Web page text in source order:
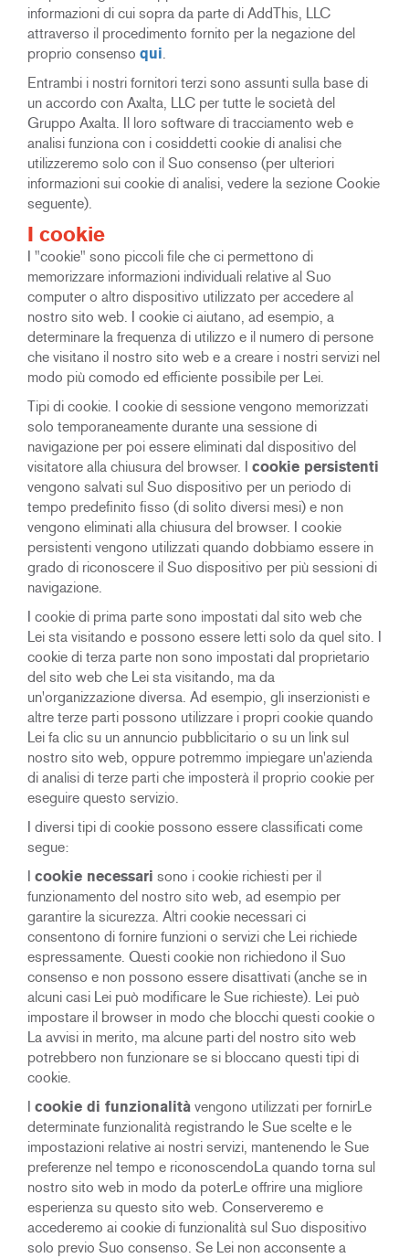
informazioni di cui sopra da parte di AddThis, LLC
attraverso il procedimento fornito per la negazione del
proprio consenso qui.
Entrambi i nostri fornitori terzi sono assunti sulla base di
un accordo con Axalta, LLC per tutte le società del
Gruppo Axalta. Il loro software di tracciamento web e
analisi funziona con i cosiddetti cookie di analisi che
utilizzeremo solo con il Suo consenso (per ulteriori
informazioni sui cookie di analisi, vedere la sezione Cookie
seguente).
I cookie
I "cookie" sono piccoli file che ci permettono di
memorizzare informazioni individuali relative al Suo
computer o altro dispositivo utilizzato per accedere al
nostro sito web. I cookie ci aiutano, ad esempio, a
determinare la frequenza di utilizzo e il numero di persone
che visitano il nostro sito web e a creare i nostri servizi nel
modo più comodo ed efficiente possibile per Lei.
Tipi di cookie. I cookie di sessione vengono memorizzati
solo temporaneamente durante una sessione di
navigazione per poi essere eliminati dal dispositivo del
visitatore alla chiusura del browser. I cookie persistenti
vengono salvati sul Suo dispositivo per un periodo di
tempo predefinito fisso (di solito diversi mesi) e non
vengono eliminati alla chiusura del browser. I cookie
persistenti vengono utilizzati quando dobbiamo essere in
grado di riconoscere il Suo dispositivo per più sessioni di
navigazione.
I cookie di prima parte sono impostati dal sito web che
Lei sta visitando e possono essere letti solo da quel sito. I
cookie di terza parte non sono impostati dal proprietario
del sito web che Lei sta visitando, ma da
un'organizzazione diversa. Ad esempio, gli inserzionisti e
altre terze parti possono utilizzare i propri cookie quando
Lei fa clic su un annuncio pubblicitario o su un link sul
nostro sito web, oppure potremmo impiegare un'azienda
di analisi di terze parti che imposterà il proprio cookie per
eseguire questo servizio.
I diversi tipi di cookie possono essere classificati come
segue:
I cookie necessari sono i cookie richiesti per il
funzionamento del nostro sito web, ad esempio per
garantire la sicurezza. Altri cookie necessari ci
consentono di fornire funzioni o servizi che Lei richiede
espressamente. Questi cookie non richiedono il Suo
consenso e non possono essere disattivati (anche se in
alcuni casi Lei può modificare le Sue richieste). Lei può
impostare il browser in modo che blocchi questi cookie o
La avvisi in merito, ma alcune parti del nostro sito web
potrebbero non funzionare se si bloccano questi tipi di
cookie.
I cookie di funzionalità vengono utilizzati per fornirLe
determinate funzionalità registrando le Sue scelte e le
impostazioni relative ai nostri servizi, mantenendo le Sue
preferenze nel tempo e riconoscendoLa quando torna sul
nostro sito web in modo da poterLe offrire una migliore
esperienza su questo sito web. Conserveremo e
accederemo ai cookie di funzionalità sul Suo dispositivo
solo previo Suo consenso. Se Lei non acconsente a